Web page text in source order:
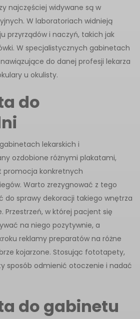
najczęściej widywane są w
W laboratoriach widnieją
przyrządów i naczyń, takich jak
W specjalistycznych gabinetach
do danej profesji lekarza
u okulisty.
do
lekarskich i
ozdobione różnymi plakatami,
promocja konkretnych
Warto zrezygnować z tego
do sprawy dekoracji takiego wnętrza
Przestrzeń, w której pacjent się
na niego pozytywnie, a
reklamy preparatów na różne
kojarzone. Stosując fototapety,
sposób odmienić otoczenie i nadać
do gabinetu